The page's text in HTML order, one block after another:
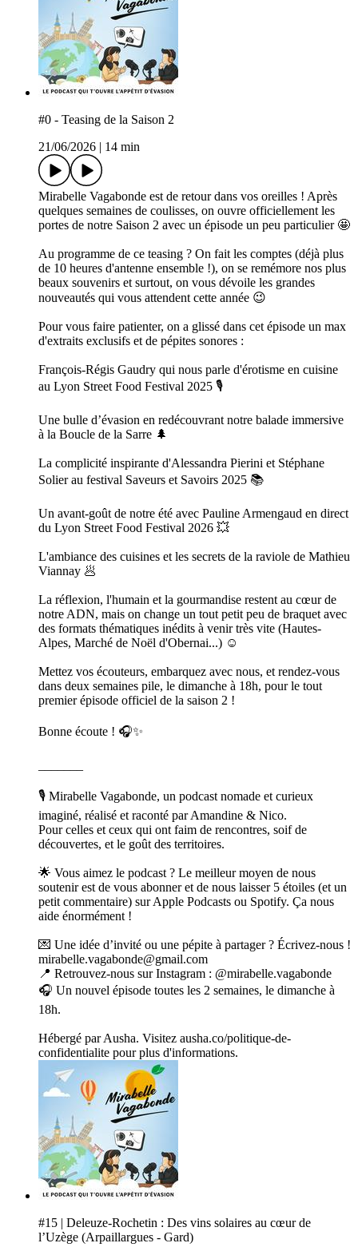
#0 - Teasing de la Saison 2
21/06/2026
14 min
Mirabelle Vagabonde est de retour dans vos oreilles ! Après
quelques semaines de coulisses, on ouvre officiellement les
portes de notre Saison 2 avec un épisode un peu particulier 🤩
Au programme de ce teasing ? On fait les comptes (déjà plus
de 10 heures d'antenne ensemble !), on se remémore nos plus
beaux souvenirs et surtout, on vous dévoile les grandes
nouveautés qui vous attendent cette année 😉
Pour vous faire patienter, on a glissé dans cet épisode un max
d'extraits exclusifs et de pépites sonores :
François-Régis Gaudry qui nous parle d'érotisme en cuisine
au Lyon Street Food Festival 2025 🎙️
Une bulle d’évasion en redécouvrant notre balade immersive
à la Boucle de la Sarre 🌲
La complicité inspirante d'Alessandra Pierini et Stéphane
Solier au festival Saveurs et Savoirs 2025 📚
Un avant-goût de notre été avec Pauline Armengaud en direct
du Lyon Street Food Festival 2026 💥
L'ambiance des cuisines et les secrets de la raviole de Mathieu
Viannay 🥟
La réflexion, l'humain et la gourmandise restent au cœur de
notre ADN, mais on change un tout petit peu de braquet avec
des formats thématiques inédits à venir très vite (Hautes-
Alpes, Marché de Noël d'Obernai...) ☺️
Mettez vos écouteurs, embarquez avec nous, et rendez-vous
dans deux semaines pile, le dimanche à 18h, pour le tout
premier épisode officiel de la saison 2 !
Bonne écoute ! 🎧✨
🎙️ Mirabelle Vagabonde, un podcast nomade et curieux
imaginé, réalisé et raconté par Amandine & Nico.
Pour celles et ceux qui ont faim de rencontres, soif de
découvertes, et le goût des territoires.
🌟 Vous aimez le podcast ? Le meilleur moyen de nous
soutenir est de vous abonner et de nous laisser 5 étoiles (et un
petit commentaire) sur Apple Podcasts ou Spotify. Ça nous
aide énormément !
💌 Une idée d’invité ou une pépite à partager ? Écrivez-nous !
mirabelle.vagabonde@gmail.com
📍 Retrouvez-nous sur Instagram : @mirabelle.vagabonde
🎧 Un nouvel épisode toutes les 2 semaines, le dimanche à
18h.
Hébergé par Ausha. Visitez ausha.co/politique-de-
confidentialite pour plus d'informations.
#15 | Deleuze-Rochetin : Des vins solaires au cœur de
l’Uzège (Arpaillargues - Gard)